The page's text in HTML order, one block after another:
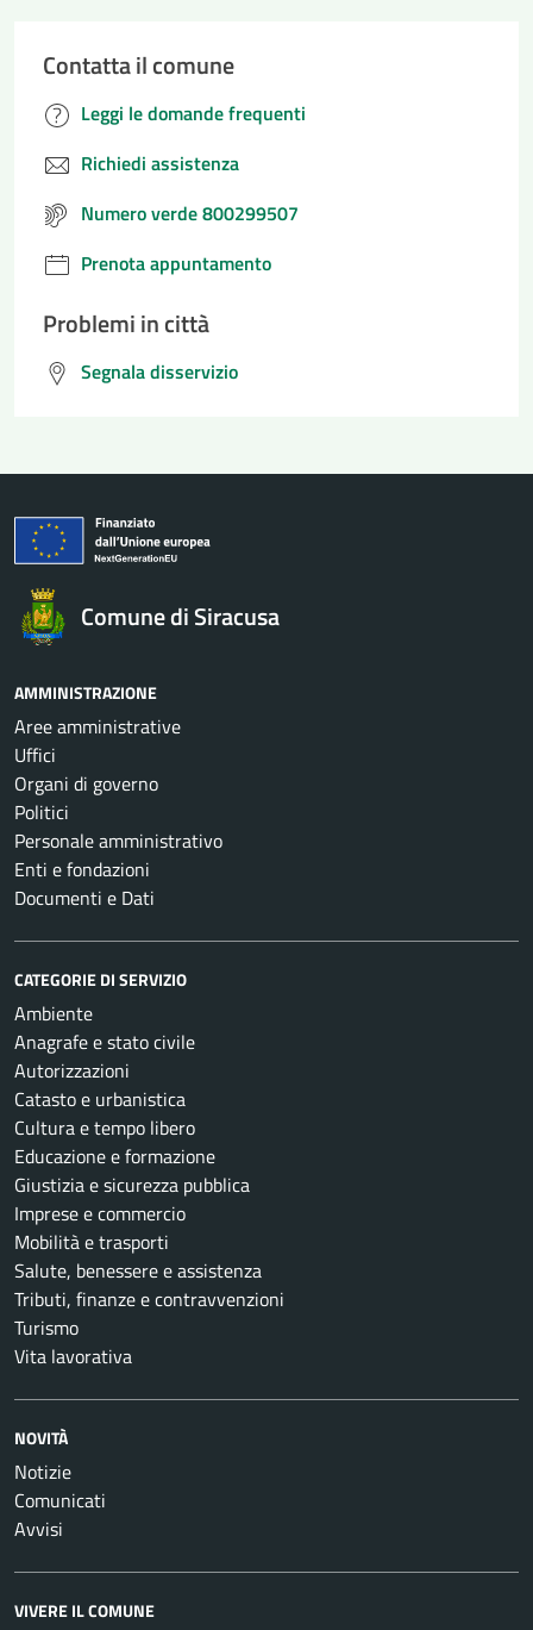
Contatta il comune
Leggi le domande frequenti
Richiedi assistenza
Numero verde 800299507
Prenota appuntamento
Problemi in città
Segnala disservizio
Comune di Siracusa
AMMINISTRAZIONE
Aree amministrative
Uffici
Organi di governo
Politici
Personale amministrativo
Enti e fondazioni
Documenti e Dati
CATEGORIE DI SERVIZIO
Ambiente
Anagrafe e stato civile
Autorizzazioni
Catasto e urbanistica
Cultura e tempo libero
Educazione e formazione
Giustizia e sicurezza pubblica
Imprese e commercio
Mobilità e trasporti
Salute, benessere e assistenza
Tributi, finanze e contravvenzioni
Turismo
Vita lavorativa
NOVITÀ
Notizie
Comunicati
Avvisi
VIVERE IL COMUNE